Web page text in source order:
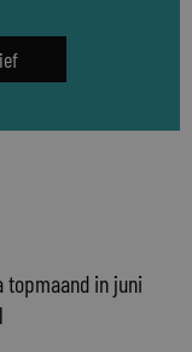
topmaand in juni